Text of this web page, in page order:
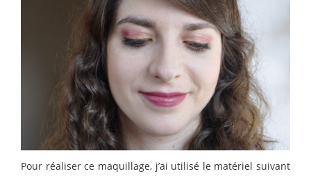
Pour réaliser ce maquillage, j’ai utilisé le matériel suivant